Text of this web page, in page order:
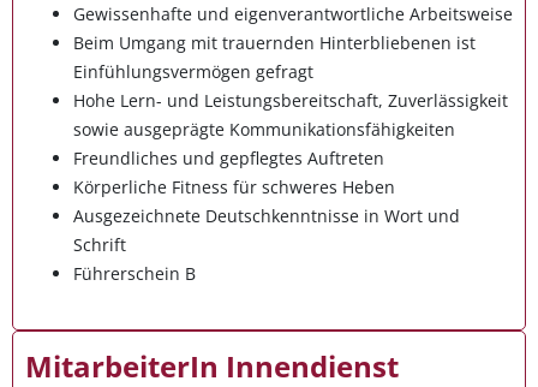
Gewissenhafte und eigenverantwortliche Arbeitsweise
Beim Umgang mit trauernden Hinterbliebenen ist
Einfühlungsvermögen gefragt
Hohe Lern- und Leistungsbereitschaft, Zuverlässigkeit
sowie ausgeprägte Kommunikationsfähigkeiten
Freundliches und gepflegtes Auftreten
Körperliche Fitness für schweres Heben
Ausgezeichnete Deutschkenntnisse in Wort und
Schrift
Führerschein B
MitarbeiterIn Innendienst